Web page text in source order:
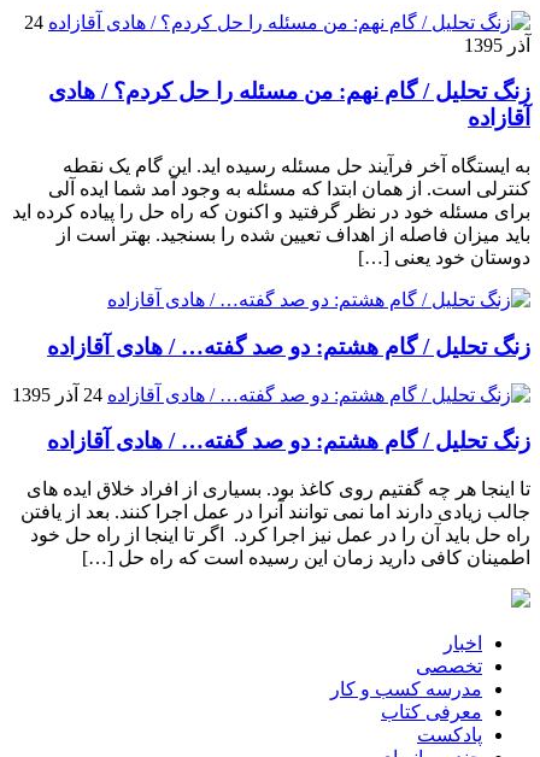
24
آذر 1395
زنگ تحلیل / گام نهم: من مسئله را حل کردم؟ / هادی
آقازاده
به ایستگاه آخر فرآیند حل مسئله رسیده اید. این گام یک نقطه
کنترلی است. از همان ابتدا که مسئله به وجود آمد شما ایده آلی
برای مسئله خود در نظر گرفتید و اکنون که راه حل را پیاده کرده اید
باید میزان فاصله از اهداف تعیین شده را بسنجید. بهتر است از
دوستان خود یعنی […]
زنگ تحلیل / گام هشتم: دو صد گفته… / هادی آقازاده
24 آذر 1395
زنگ تحلیل / گام هشتم: دو صد گفته… / هادی آقازاده
تا اینجا هر چه گفتیم روی کاغذ بود. بسیاری از افراد خلاق ایده های
جالب زیادی دارند اما نمی توانند آنرا در عمل اجرا کنند. بعد از یافتن
راه حل باید آن را در عمل نیز اجرا کرد. اگر تا اینجا از راه حل خود
اطمینان کافی دارید زمان این رسیده است که راه حل […]
اخبار
تخصصی
مدرسه کسب و کار
معرفی کتاب
پادکست